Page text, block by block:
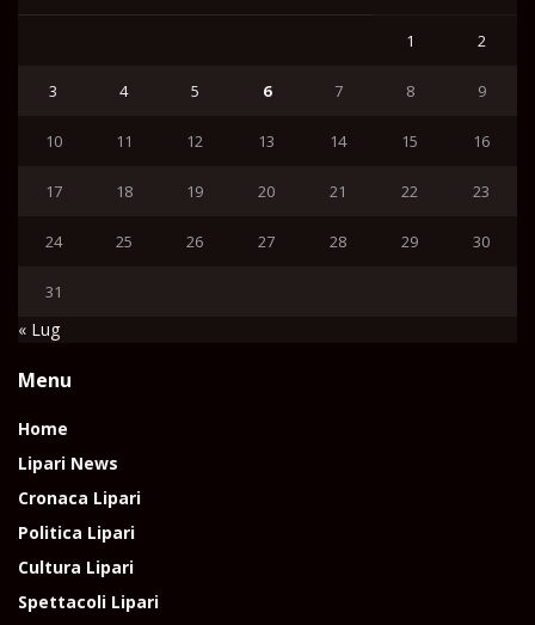
1 2
3 4 5 6 7 8 9
10 11 12 13 14 15 16
17 18 19 20 21 22 23
24 25 26 27 28 29 30
31
« Lug
Menu
Home
Lipari News
Cronaca Lipari
Politica Lipari
Cultura Lipari
Spettacoli Lipari